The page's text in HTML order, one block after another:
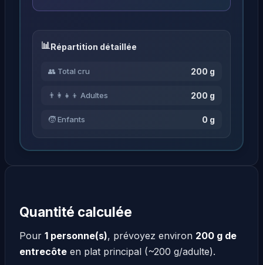
Répartition détaillée
👥 Total cru 200 g
👨‍👩‍👧‍👦 Adultes 200 g
🧒 Enfants 0 g
Quantité calculée
Pour 1 personne(s), prévoyez environ 200 g de
entrecôte en plat principal (~200 g/adulte).